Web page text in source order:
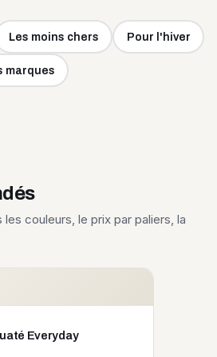
Les moins chers Pour l'hiver
marques
couleurs, le prix par paliers, la
Everyday